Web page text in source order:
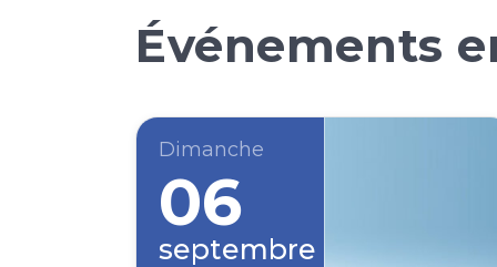
Événements
Dimanche
06
septembre